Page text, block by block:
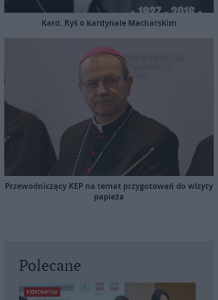
Kard. Ryś o kardynale Macharskim
Przewodniczący KEP na temat przygotowań do wizyty
papieża
Polecane
PATRONAT KAI